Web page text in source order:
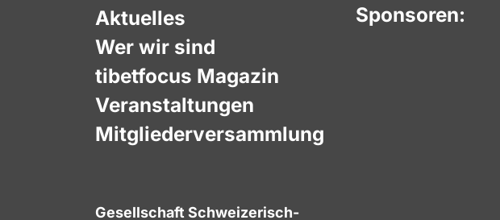
Aktuelles
Wer wir sind
tibetfocus Magazin
Veranstaltungen
Mitgliederversammlung
Gesellschaft Schweizerisch-
Sponsoren: